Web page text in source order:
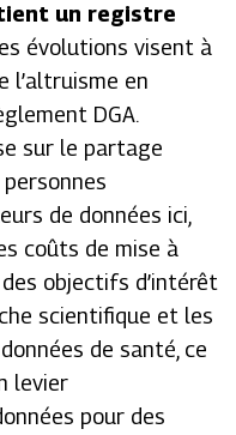
un registre
évolutions visent à
l’altruisme en
DGA.
sur le partage
de données ici,
coûts de mise à
objectifs d’intérêt
scientifique et les
de santé, ce
levier
pour des